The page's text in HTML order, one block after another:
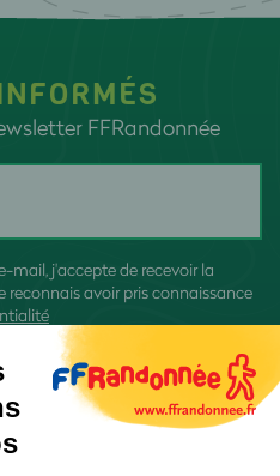
FFRandonnée
mail, j'accepte de recevoir la
reconnais avoir pris connaissance